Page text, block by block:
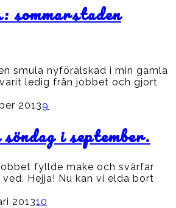
sommarstaden
smula nyförälskad i min gamla
ledig från jobbet och gjort
20139
i september.
fyllde make och svärfar
Hejja! Nu kan vi elda bort
201310